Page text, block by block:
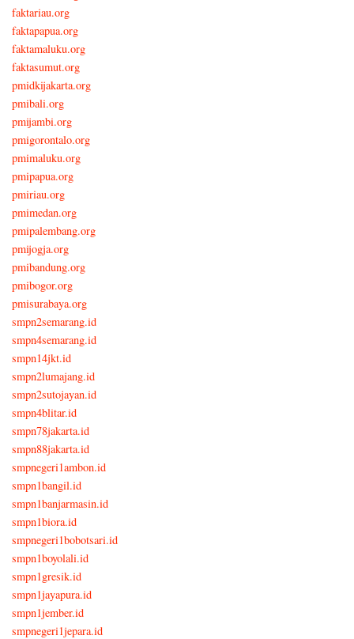
faktariau.org
faktapapua.org
faktamaluku.org
faktasumut.org
pmidkijakarta.org
pmibali.org
pmijambi.org
pmigorontalo.org
pmimaluku.org
pmipapua.org
pmiriau.org
pmimedan.org
pmipalembang.org
pmijogja.org
pmibandung.org
pmibogor.org
pmisurabaya.org
smpn2semarang.id
smpn4semarang.id
smpn14jkt.id
smpn2lumajang.id
smpn2sutojayan.id
smpn4blitar.id
smpn78jakarta.id
smpn88jakarta.id
smpnegeri1ambon.id
smpn1bangil.id
smpn1banjarmasin.id
smpn1biora.id
smpnegeri1bobotsari.id
smpn1boyolali.id
smpn1gresik.id
smpn1jayapura.id
smpn1jember.id
smpnegeri1jepara.id